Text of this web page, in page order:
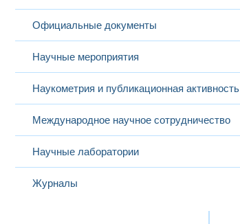
Официальные документы
Научные мероприятия
Наукометрия и публикационная активность
Международное научное сотрудничество
Научные лаборатории
Журналы